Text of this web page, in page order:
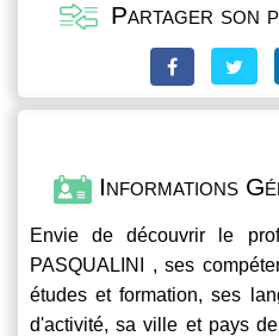
Partager son
Informations
Envie de découvrir le
PASQUALINI , ses
études et formation, ses
d'activité, sa ville et pays